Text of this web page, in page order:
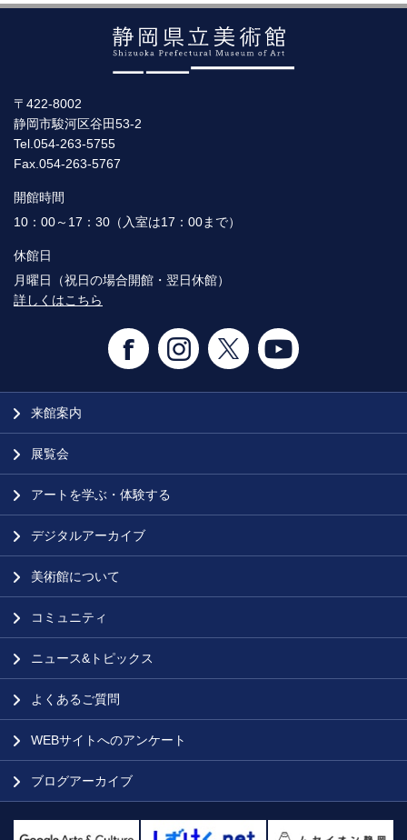
〒422-8002
静岡市駿河区谷田53-2
Tel.054-263-5755
Fax.054-263-5767
開館時間
10：00～17：30（入室は17：00まで）
休館日
月曜日（祝日の場合開館・翌日休館）
詳しくはこちら
来館案内
展覧会
アートを学ぶ・体験する
デジタルアーカイブ
美術館について
コミュニティ
ニュース&トピックス
よくあるご質問
WEBサイトへのアンケート
ブログアーカイブ